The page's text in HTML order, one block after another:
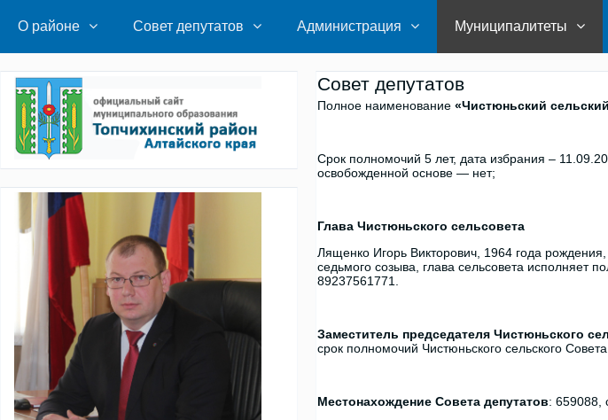
содержимому
О районе Совет депутатов Администрация Муниципалитеты
Совет депутатов
Полное наименование «Чистюньский
Срок полномочий 5 лет, дата избрания –
освобожденной основе — нет;
Глава Чистюньского сельсовета
Лященко Игорь Викторович, 1964 года
седьмого созыва, глава сельсовета исполняет
89237561771.
Заместитель председателя Чистюньского
срок полномочий Чистюньского сельского
Местонахождение Совета депутатов: 659088,